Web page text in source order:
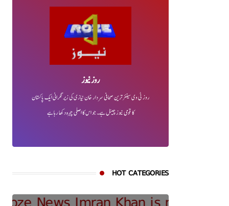
روز نیوز
روز ٹی وی سینئر ترین صحافی سردار خان نیازی کی زیر نگرانی ایک پاکستان
کا قومی نیوز چینل ہے۔ جو اس کا اصلی چہرہ دکھا رہا ہے
HOT CATEGORIES